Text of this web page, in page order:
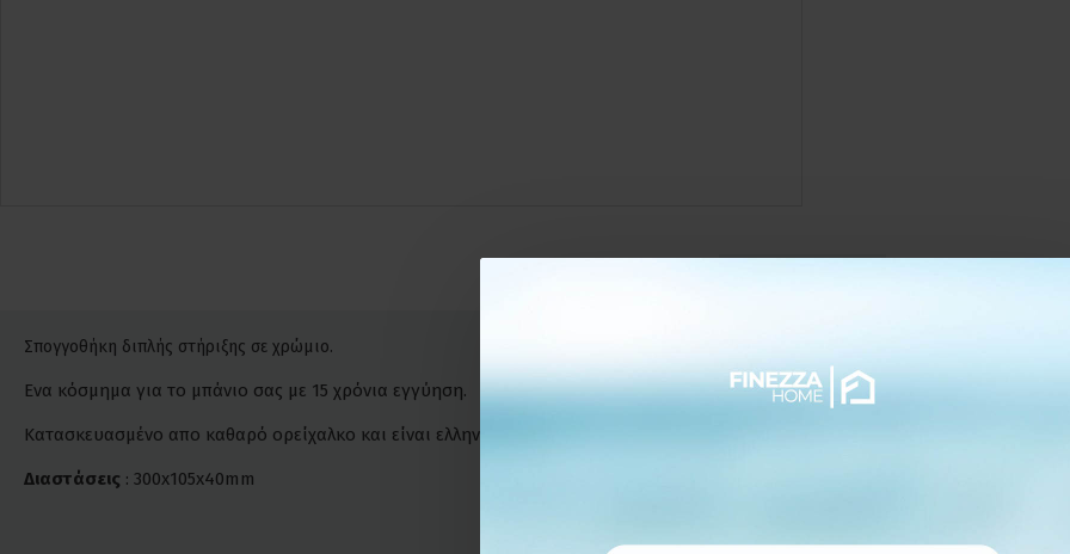
Σπογγοθήκη διπλής στήριξης σε χρώμιο.
Ενα κόσμημα για το μπάνιο σας με 15 χρόνια εγγύηση.
Κατασκευασμένο απο καθαρό ορείχαλκο και είναι ελληνικής κατασκευής.
Διαστάσεις : 300x105x40mm